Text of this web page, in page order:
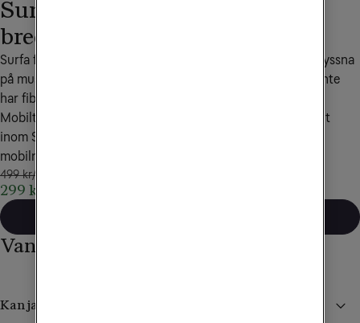
Surfa var du vill med mobilt
bredband
Surfa från sommarstugan, streama film på tågresan eller lyssna
på musik i båten. Eller använd som fast bredband om du inte
har fiber till bostaden.
Mobilt bredband är ett wifi som du kan ta med dig överallt
inom Sverige där det finns 5G- eller 4G-täckning i vårt
mobilnät. Alltid obegränsad surf!
499 kr/mån
299 kr/mån i 24 mån
Vanliga frågor och svar
Kan jag köpa ett mobilt bredband med en surfplatta?